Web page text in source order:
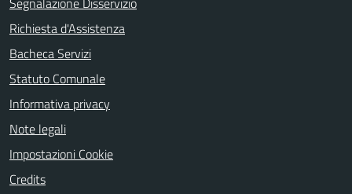
Richiesta d'Assistenza
Bacheca Servizi
Statuto Comunale
Informativa privacy
Note legali
Impostazioni Cookie
Credits